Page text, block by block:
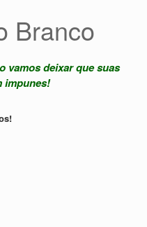
Branco
vamos deixar que suas
impunes!